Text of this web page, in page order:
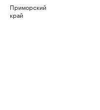
Приморский
край